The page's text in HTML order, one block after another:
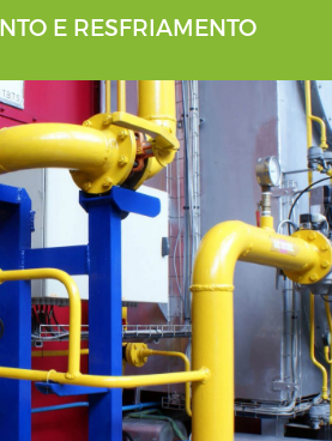
E RESFRIAMENTO